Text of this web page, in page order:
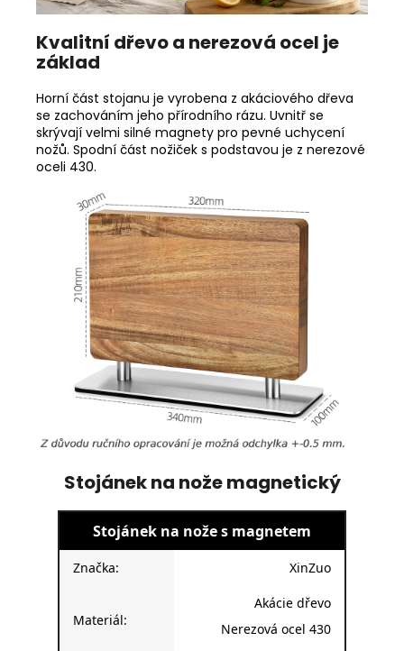
Kvalitní dřevo a nerezová ocel je
základ
Horní část stojanu je vyrobena z akáciového dřeva
se zachováním jeho přírodního rázu. Uvnitř se
skrývají velmi silné magnety pro pevné uchycení
nožů. Spodní část nožiček s podstavou je z nerezové
oceli 430.
Stojánek na nože magnetický
Stojánek na nože s magnetem
Značka: XinZuo
Materiál:
Akácie dřevo
Nerezová ocel 430